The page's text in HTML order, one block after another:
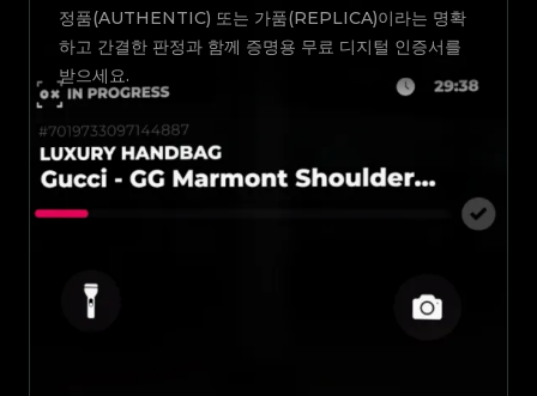
정품(AUTHENTIC) 또는 가품(REPLICA)이라는 명확
하고 간결한 판정과 함께 증명용 무료 디지털 인증서를
받으세요.